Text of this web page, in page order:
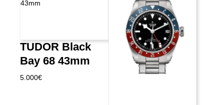
TUDOR Black
Bay 68 43mm
5.000€